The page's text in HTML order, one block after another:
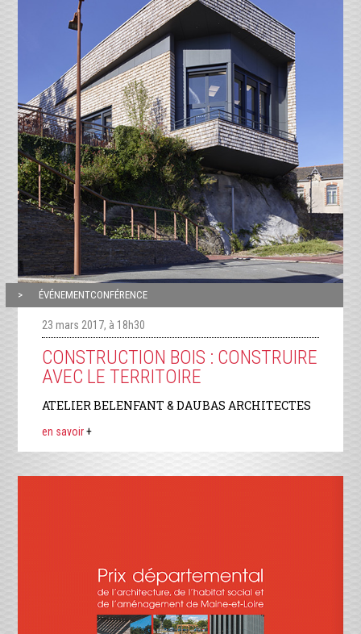
ÉVÉNEMENTCONFÉRENCE
23 mars 2017, à 18h30
CONSTRUCTION BOIS : CONSTRUIRE
AVEC LE TERRITOIRE
ATELIER BELENFANT & DAUBAS ARCHITECTES
en savoir+